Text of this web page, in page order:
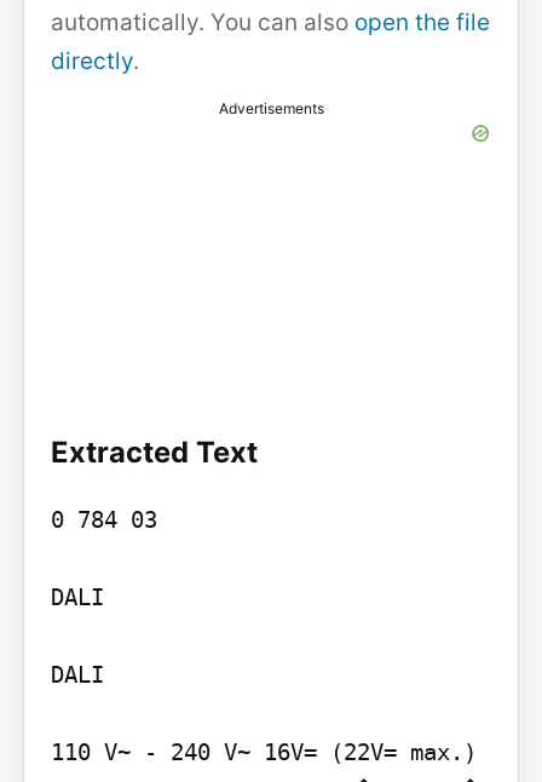
automatically. You can also open the file
directly.
Advertisements
Extracted Text
0 784 03
DALI
DALI
110 V~ - 240 V~ 16V= (22V= max.)